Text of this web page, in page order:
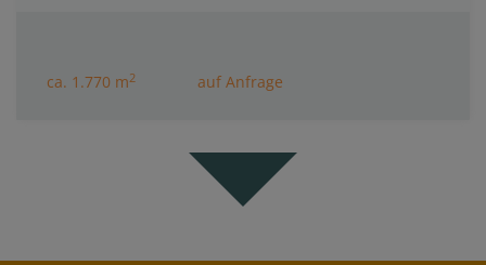
ca. 1.770 m2 auf Anfrage